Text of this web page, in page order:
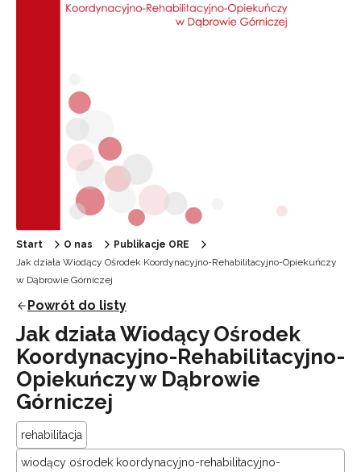
Start O nas
Publikacje ORE
Jak działa Wiodący Ośrodek Koordynacyjno-Rehabilitacyjno-Opiekuńczy
w Dąbrowie Górniczej
Powrót do listy
Jak działa Wiodący Ośrodek
Koordynacyjno-Rehabilitacyjno-
Opiekuńczy w Dąbrowie
Górniczej
rehabilitacja
wiodący ośrodek koordynacyjno-rehabilitacyjno-